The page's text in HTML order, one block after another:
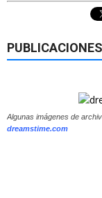
Algunas imágenes de
dreamstime.com